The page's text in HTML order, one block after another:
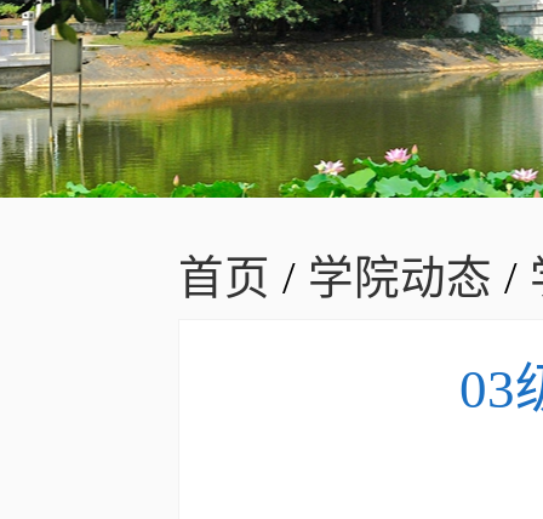
首页 / 学院动态 /
03